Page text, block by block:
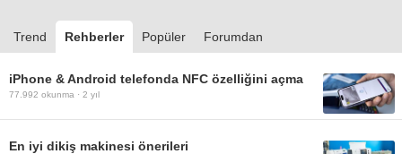
Trend Rehberler Popüler Forumdan
iPhone & Android telefonda NFC özelliğini açma
77.992 okunma · 2 yıl
En iyi dikiş makinesi önerileri